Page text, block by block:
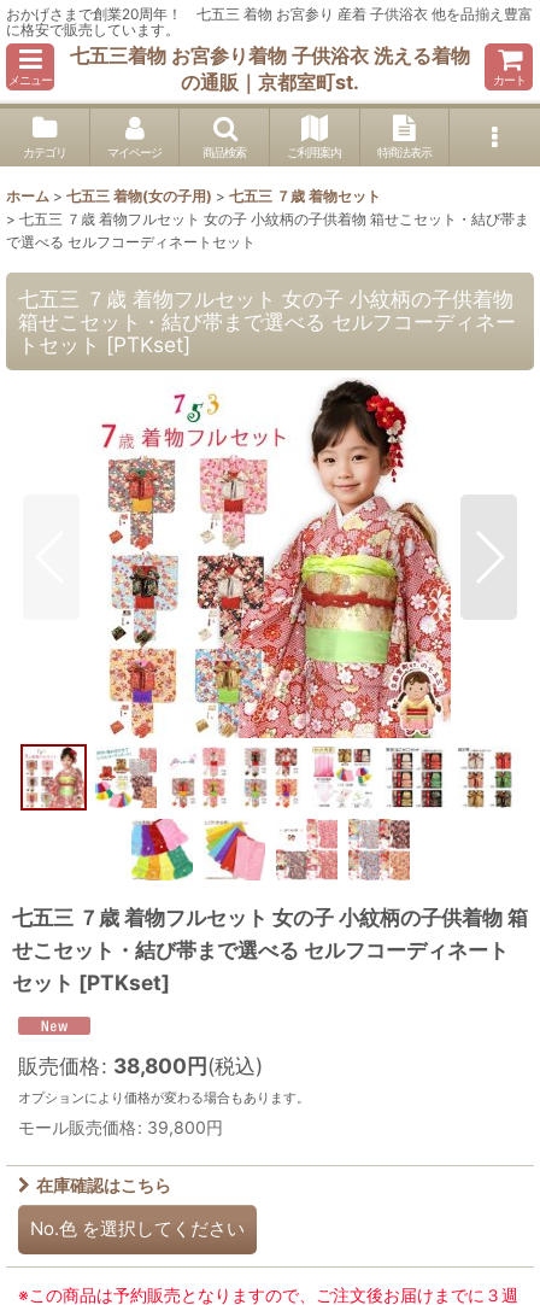
おかげさまで創業20周年！ 七五三 着物 お宮参り 産着 子供浴衣 他を品揃え豊富
に格安で販売しています。
メニュー
七五三着物 お宮参り着物 子供浴衣 洗える着物
の通販｜京都室町st.
カート
カテゴリ マイページ 商品検索 ご利用案内 特商法表示
ホーム > 七五三 着物(女の子用) > 七五三 ７歳 着物セット
> 七五三 ７歳 着物フルセット 女の子 小紋柄の子供着物 箱せこセット・結び帯ま
で選べる セルフコーディネートセット
七五三 ７歳 着物フルセット 女の子 小紋柄の子供着物
箱せこセット・結び帯まで選べる セルフコーディネー
トセット [PTKset]
七五三 ７歳 着物フルセット 女の子 小紋柄の子供着物 箱
せこセット・結び帯まで選べる セルフコーディネート
セット [PTKset]
販売価格: 38,800円(税込)
オプションにより価格が変わる場合もあります。
モール販売価格: 39,800円
在庫確認はこちら
No.色 を選択してください
※この商品は予約販売となりますので、ご注文後お届けまでに３週